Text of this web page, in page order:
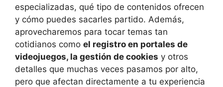
especializadas, qué tipo de contenidos ofrecen
y cómo puedes sacarles partido. Además,
aprovecharemos para tocar temas tan
cotidianos como el registro en portales de
videojuegos, la gestión de cookies y otros
detalles que muchas veces pasamos por alto,
pero que afectan directamente a tu experiencia